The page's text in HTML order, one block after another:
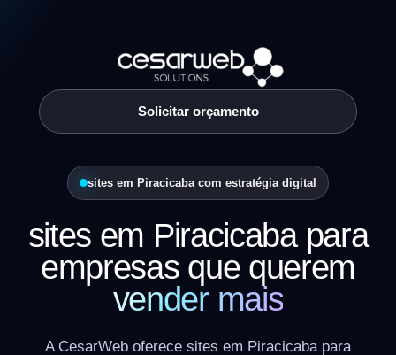
Solicitar orçamento
sites em Piracicaba com estratégia digital
sites em Piracicaba para
empresas que querem
vender mais
A CesarWeb oferece sites em Piracicaba para